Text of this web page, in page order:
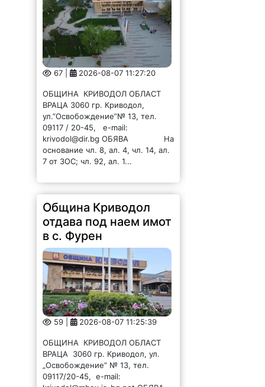
67 | 2026-08-07 11:27:20
ОБЩИНА КРИВОДОЛ ОБЛАСТ
ВРАЦА 3060 гр. Криводол,
ул.”Освобождение”№ 13, тел.
09117 / 20-45, e-mail:
krivodol@dir.bg ОБЯВА На
основание чл. 8, ал. 4, чл. 14, ал.
7 от ЗОС; чл. 92, ал. 1...
Община Криводол
отдава под наем имот
в с. Фурен
59 | 2026-08-07 11:25:39
ОБЩИНА КРИВОДОЛ ОБЛАСТ
ВРАЦА 3060 гр. Криводол, ул.
„Освобождение” № 13, тел.
09117/20-45, e-mail: